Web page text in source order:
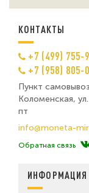
КОНТАКТЫ
+7 (499) 755-
+7 (958) 805-
Пункт
Коломенская,
пт
info@moneta-
Обратная связь
ИНФОРМАЦИЯ